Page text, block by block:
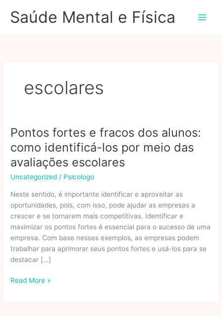
paraSaúde Mental e Física
escolares
Pontos fortes e fracos dos alunos:
como identificá-los por meio das
avaliações escolares
Uncategorized / Psicologo
Neste sentido, é importante identificar e aproveitar as
oportunidades, pois, com isso, pode ajudar as empresas a
crescer e se tornarem mais competitivas. Identificar e
maximizar os pontos fortes é essencial para o sucesso de uma
empresa. Com base nesses exemplos, as empresas podem
trabalhar para aprimorar seus pontos fortes e usá-los para se
destacar […]
Pontos
Read More »